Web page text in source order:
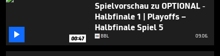
 00:47
Spielvorschau zu OPTIONAL -
Halbfinale 1 | Playoffs –
Halbfinale Spiel 5
BBL 09.06.